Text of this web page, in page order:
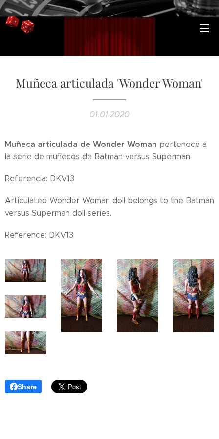
Muñeca articulada 'Wonder Woman'
01.01.2020
Muñeca articulada de Wonder Woman pertenece a
la serie de muñecos de Batman versus Superman.
Referencia: DKV13
Articulated Wonder Woman doll belongs to the Batman
versus Superman doll series.
Reference: DKV13
Share